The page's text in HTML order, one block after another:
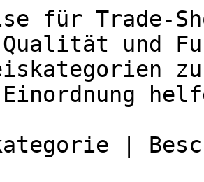
für Trade-
Qualität und
|